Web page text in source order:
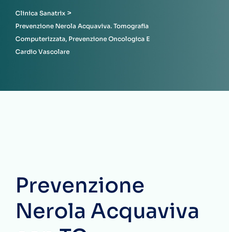
Clinica Sanatrix >
Prevenzione Nerola Acquaviva. Tomografia
Computerizzata, Prevenzione Oncologica E
Cardio Vascolare
Prevenzione
Nerola Acquaviva